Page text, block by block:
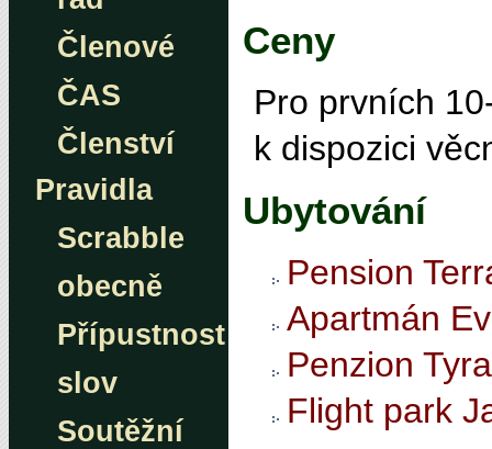
Členové
ČAS
Členství
Pravidla
Scrabble
obecně
Přípustnost
slov
Soutěžní
Ceny
Pro prvních
k dispozici
Ubytování
Pension
Apartmán
Penzion Tyra
Flight park